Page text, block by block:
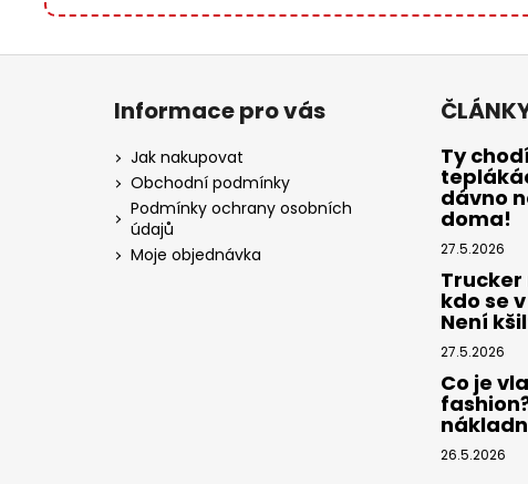
Informace pro vás
Jak nakupovat
Obchodní podmínky
Podmínky ochrany osobních
údajů
Moje objednávka
Ty
dávno
doma!
27.5.2026
kdo se
Není
27.5.2026
Co je
26.5.2026